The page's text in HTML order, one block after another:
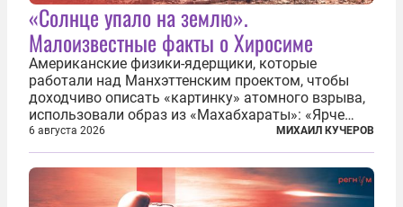
«Солнце упало на землю».
Малоизвестные факты о Хиросиме
Американские физики-ядерщики, которые
работали над Манхэттенским проектом, чтобы
доходчиво описать «картинку» атомного взрыва,
использовали образ из «Махабхараты»: «Ярче
тысячи солнц пылало это пламя». Не все жители
японских городов Хиросимы и Нагасаки, на
которых США в августе 1945 года поставили...
6 августа 2026 МИХАИЛ КУЧЕРОВ